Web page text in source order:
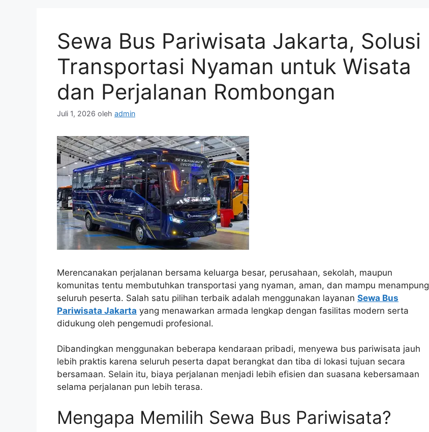
Sewa Bus Pariwisata Jakarta, Solusi
Transportasi Nyaman untuk Wisata
dan Perjalanan Rombongan
Juli 1, 2026 oleh admin
Merencanakan perjalanan bersama keluarga besar, perusahaan, sekolah, maupun
komunitas tentu membutuhkan transportasi yang nyaman, aman, dan mampu menampung
seluruh peserta. Salah satu pilihan terbaik adalah menggunakan layanan Sewa Bus
Pariwisata Jakarta yang menawarkan armada lengkap dengan fasilitas modern serta
didukung oleh pengemudi profesional.
Dibandingkan menggunakan beberapa kendaraan pribadi, menyewa bus pariwisata jauh
lebih praktis karena seluruh peserta dapat berangkat dan tiba di lokasi tujuan secara
bersamaan. Selain itu, biaya perjalanan menjadi lebih efisien dan suasana kebersamaan
selama perjalanan pun lebih terasa.
Mengapa Memilih Sewa Bus Pariwisata?